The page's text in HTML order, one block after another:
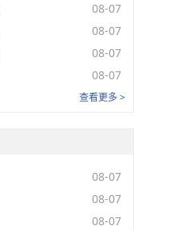
08-07
08-07
08-07
08-07
查看更多 >
08-07
08-07
08-07